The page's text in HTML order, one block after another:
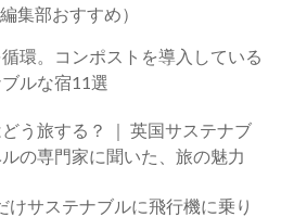
集部おすすめ）
環。コンポストを導入している
ルな宿11選
る？ ｜ 英国サステナブ
の専門家に聞いた、旅の魅力
けサステナブルに飛行機に乗り